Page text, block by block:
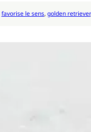
favorise le sens, golden retriever